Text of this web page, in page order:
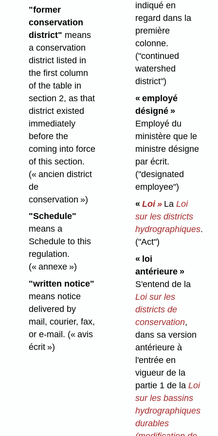
"former
conservation
district" means
a conservation
district listed in
the first column
of the table in
section 2, as that
district existed
immediately
before the
coming into force
of this section.
(« ancien district
de
conservation »)
"Schedule"
means a
Schedule to this
regulation.
(« annexe »)
"written notice"
means notice
delivered by
mail, courier, fax,
or e-mail. (« avis
écrit »)
indiqué en
regard dans la
première
colonne.
("continued
watershed
district")
« employé
désigné »
Employé du
ministère que le
ministre désigne
par écrit.
("designated
employee")
« Loi »La Loi
sur les districts
hydrographiques.
("Act")
« loi
antérieure »
S'entend de la
Loi sur les
districts de
conservation,
dans sa version
antérieure à
l'entrée en
vigueur de la
partie 1 de la Loi
sur les bassins
hydrographiques
durables